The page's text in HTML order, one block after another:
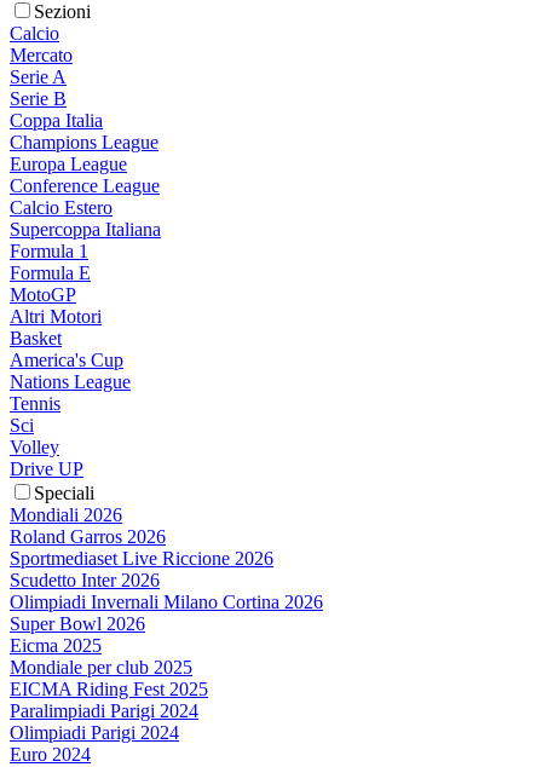
Sezioni
Calcio
Mercato
Serie A
Serie B
Coppa Italia
Champions League
Europa League
Conference League
Calcio Estero
Supercoppa Italiana
Formula 1
Formula E
MotoGP
Altri Motori
Basket
America's Cup
Nations League
Tennis
Sci
Volley
Drive UP
Speciali
Mondiali 2026
Roland Garros 2026
Sportmediaset Live Riccione 2026
Scudetto Inter 2026
Olimpiadi Invernali Milano Cortina 2026
Super Bowl 2026
Eicma 2025
Mondiale per club 2025
EICMA Riding Fest 2025
Paralimpiadi Parigi 2024
Olimpiadi Parigi 2024
Euro 2024